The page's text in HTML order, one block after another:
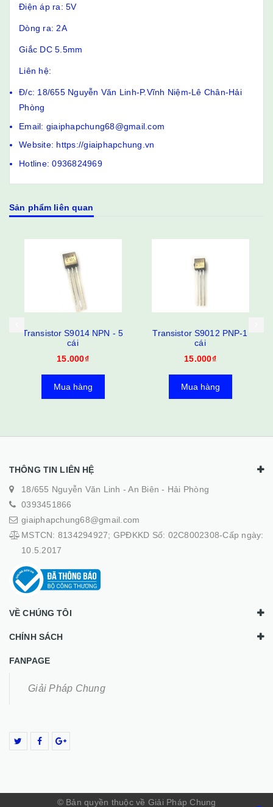
Điện áp ra: 5V
Dòng ra: 2A
Giắc DC 5.5mm
Liên hệ:
Đ/c: 18/655 Nguyễn Văn Linh-P.Vĩnh Niệm-Lê Chân-Hải
Phòng
Email: giaiphapchung68@gmail.com
Website: https://giaiphapchung.vn
Hotline: 0936824969
Sản phẩm liên quan
Transistor S9014 NPN - 5
cái
15.000₫
Mua hàng
Transistor S9012 PNP-1
cái
15.000₫
Mua hàng
THÔNG TIN LIÊN HỆ
18/655 Nguyễn Văn Linh - An Biên - Hải Phòng
0393451866
giaiphapchung68@gmail.com
MSTCN: 8134294927; GPĐKKD Số: 02C8002308-Cấp ngày:
10.5.2017
VỀ CHÚNG TÔI
CHÍNH SÁCH
FANPAGE
Giải Pháp Chung
© Bản quyền thuộc về Giải Pháp Chung